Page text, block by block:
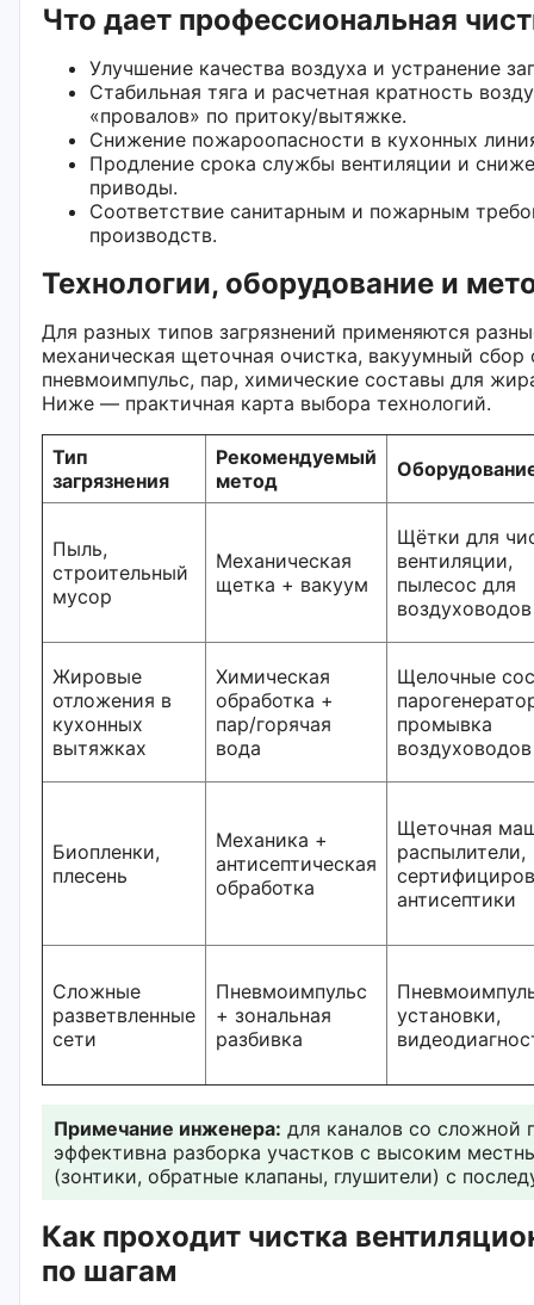
Что дает профессиональная
Улучшение качества воздуха и устранение
Стабильная тяга и расчетная кратность
«провалов» по притоку/вытяжке.
Снижение пожароопасности в кухонных
Продление срока службы вентиляции и
приводы.
Соответствие санитарным и пожарным
производств.
Технологии, оборудование и
Для разных типов загрязнений применяются
механическая щеточная очистка, вакуумный сбор
пневмоимпульс, пар, химические составы для
Ниже — практичная карта выбора технологий.
Тип
загрязнения
Рекомендуемый
метод
Пыль,
строительный
мусор
Механическая
щетка + вакуум
Щётки для
вентиляции,
пылесос для
воздуховодов
Жировые
отложения в
кухонных
вытяжках
Химическая
обработка +
пар/горячая
вода
Щелочные
промывка
воздуховодов
Биопленки,
плесень
Механика +
антисептическая
обработка
Щеточная
распылители,
антисептики
Сложные
разветвленные
сети
Пневмоимпульс
+ зональная
разбивка
установки,
Примечание инженера: для каналов со сложной
эффективна разборка участков с высоким
(зонтики, обратные клапаны, глушители) с
Как проходит чистка
по шагам